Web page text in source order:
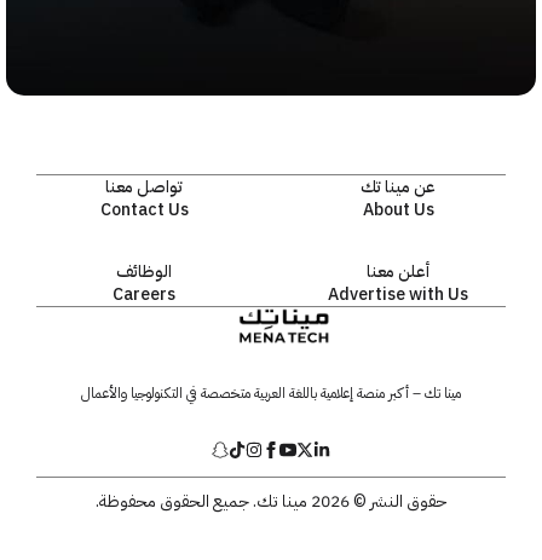
عن مينا تك
About Us
تواصل معنا
Contact Us
أعلن معنا
Advertise with Us
الوظائف
Careers
مينا تك – أكبر منصة إعلامية باللغة العربية متخصصة في التكنولوجيا والأعمال
حقوق النشر © 2026 مينا تك. جميع الحقوق محفوظة.